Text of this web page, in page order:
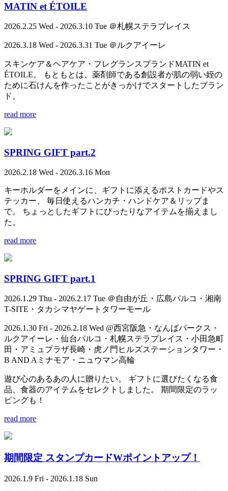
MATIN et ÉTOILE
2026.2.25 Wed - 2026.3.10 Tue ＠札幌ステラプレイス
2026.3.18 Wed - 2026.3.31 Tue ＠ルクアイーレ
スキンケア＆ヘアケア・フレグランスブランドMATIN et
ÉTOILE。 もともとは、薬剤師である創設者が肌の弱い姪の
ために石けんを作ったことがきっかけでスタートしたブラン
ド。
read more
SPRING GIFT part.2
2026.2.18 Wed - 2026.3.16 Mon
キーホルダーをメインに、ギフトに添えるポストカードやス
テッカー、 毎日使えるハンカチ・ハンドケア＆リップま
で。 ちょっとしたギフトにぴったりなアイテムを揃えまし
た。
read more
SPRING GIFT part.1
2026.1.29 Thu - 2026.2.17 Tue ＠自由が丘・広島パルコ・湘南
T-SITE・タカシマヤゲートタワーモール
2026.1.30 Fri - 2026.2.18 Wed @西宮阪急・なんばパークス・
ルクアイーレ・仙台パルコ・札幌ステラプレイス・小田急町
田・アミュプラザ長崎・虎ノ門ヒルズステーションタワー・
B AND Aミナモア・ニュウマン高輪
遊び心のあるあの人に贈りたい。 ギフトに選びたくなる食
品、食器のアイテムをセレクトしました。 期間限定のラッ
ピングも！
read more
期間限定 スタンプカードWポイントアップ！
2026.1.9 Fri - 2026.1.18 Sun